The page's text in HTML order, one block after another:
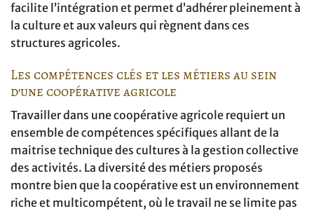
facilite l’intégration et permet d’adhérer pleinement à
la culture et aux valeurs qui règnent dans ces
structures agricoles.
Les compétences clés et les métiers au sein
d’une coopérative agricole
Travailler dans une coopérative agricole requiert un
ensemble de compétences spécifiques allant de la
maitrise technique des cultures à la gestion collective
des activités. La diversité des métiers proposés
montre bien que la coopérative est un environnement
riche et multicompétent, où le travail ne se limite pas